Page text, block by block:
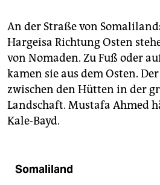
An der Straße von
Hargeisa Richtung Osten
von Nomaden. Zu Fuß oder
kamen sie aus dem Osten.
zwischen den Hütten in der
Landschaft. Mustafa Ahmed
Kale-Bayd.
Somaliland